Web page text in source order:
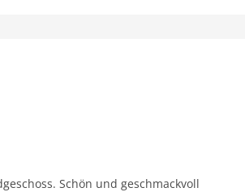
Schön und geschmackvoll